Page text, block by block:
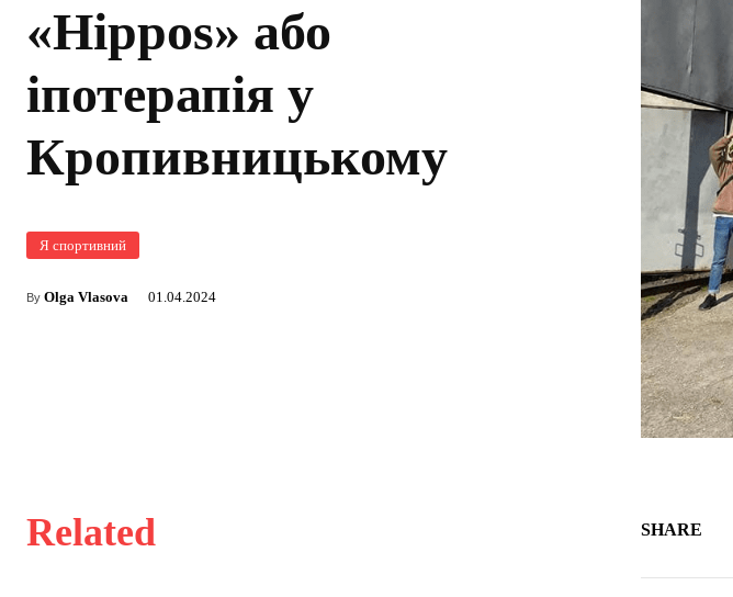
«Hippos» або
іпотерапія у
Кропивницькому
Я спортивний
By Olga Vlasova 01.04.2024
Related SHARE